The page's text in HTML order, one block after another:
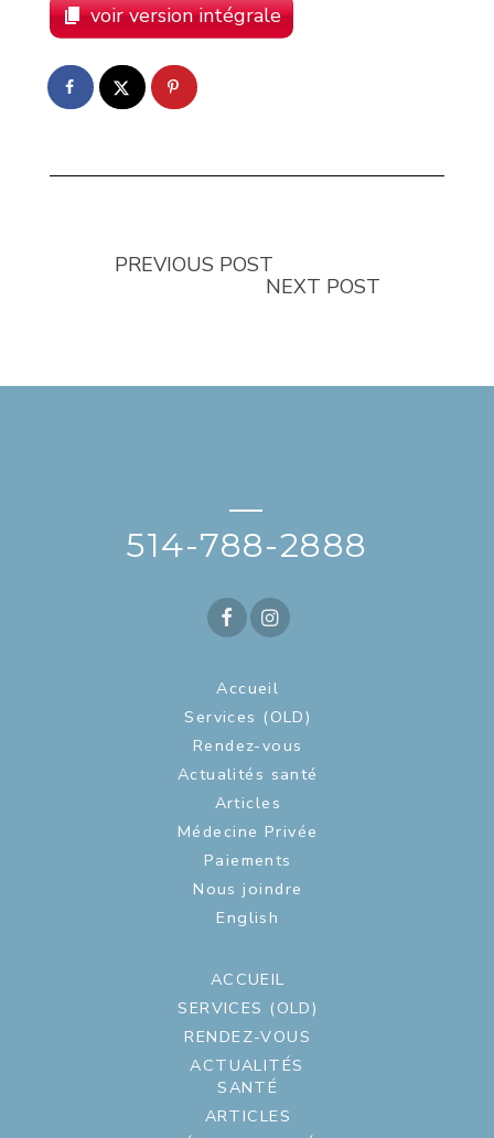
voir version intégrale
PREVIOUS POST
NEXT POST
—
514-788-2888
Accueil
Services (OLD)
Rendez-vous
Actualités santé
Articles
Médecine Privée
Paiements
Nous joindre
English
ACCUEIL
SERVICES (OLD)
RENDEZ-VOUS
ACTUALITÉS
SANTÉ
ARTICLES